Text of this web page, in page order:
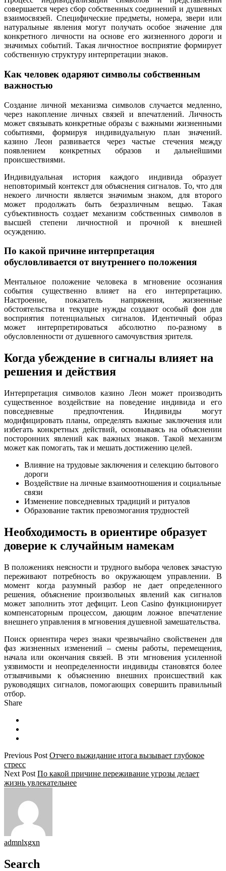
совершается через сбор собственных соединений и душевных
взаимосвязей. Специфические предметы, номера, звери или
натуральные явления могут получать особое значение для
конкретного личности на основе его жизненного дороги и
значимых событий. Такая личностное восприятие формирует
собственную структуру интерпретации знаков.
Как человек одаряют символы собственным
важностью
Создание личной механизма символов случается медленно,
через накопление личных связей и впечатлений. Личность
может связывать конкретные образы с важными жизненными
событиями, формируя индивидуальную план значений.
казино Леон развивается через частые стечения между
появлением конкретных образов и дальнейшими
происшествиями.
Индивидуальная история каждого индивида образует
неповторимый контекст для объяснения сигналов. То, что для
некоего личности является значимым знаком, для второго
может продолжать быть безразличным вещью. Такая
субъективность создает механизм собственных символов в
высшей степени личностной и прочной к внешней
осуждению.
По какой причине интерпретация
обусловливается от внутреннего положения
Ментальное положение человека в мгновение осознания
события существенно влияет на его интерпретацию.
Настроение, показатель напряжения, жизненные
обстоятельства и текущие нужды создают особый фон для
восприятия потенциальных сигналов. Идентичный образ
может интерпретироваться абсолютно по-разному в
обусловленности от душевного самочувствия зрителя.
Когда убеждение в сигналы влияет на
решения и действия
Интерпретация символов казино Леон может производить
существенное воздействие на поведение индивида и его
повседневные предпочтения. Индивиды могут
модифицировать планы, определять важные заключения или
избегать конкретных действий, основываясь на объяснении
посторонних явлений как важных знаков. Такой механизм
может как помогать, так и мешать достижению целей.
Влияние на трудовые заключения и селекцию бытового
дороги
Воздействие на личные взаимоотношения и социальные
связи
Изменение повседневных традиций и ритуалов
Образование тактик превозмогания трудностей
Необходимость в ориентире образует
доверие к случайным намекам
В положениях неясности и трудного выбора человек зачастую
переживают потребность во окружающем управлении. В
момент когда разумный разбор не дает определенного
решения, объяснение произвольных явлений как сигналов
может заполнить этот дефицит. Leon Casino функционирует
компенсаторным процессом, дающим ложное впечатление
внешнего управления в мгновения душевной замешательства.
Поиск ориентира через знаки чрезвычайно свойственен для
фаз жизненных изменений – смены работы, перемещения,
начала или окончания связей. В эти мгновения усиленной
уязвимости и неопределенности индивиды становятся более
отзывчивыми к объяснению внешних происшествий как
руководящих сигналов, помогающих совершить правильный
отбор.
Share
Previous Post Отчего выжидание итога вызывает глубокое
стресс
Next Post По какой причине переживание угрозы делает
жизнь увлекательнее
admnlxgxn
Search